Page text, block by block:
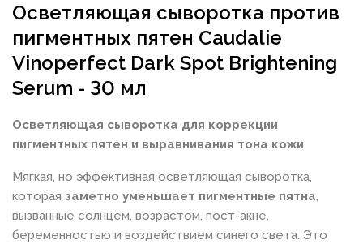
Осветляющая сыворотка против
пигментных пятен Caudalie
Vinoperfect Dark Spot Brightening
Serum - 30 мл
Осветляющая сыворотка для коррекции
пигментных пятен и выравнивания тона кожи
Мягкая, но эффективная осветляющая сыворотка,
которая заметно уменьшает пигментные пятна,
вызванные солнцем, возрастом, пост-акне,
беременностью и воздействием синего света. Это